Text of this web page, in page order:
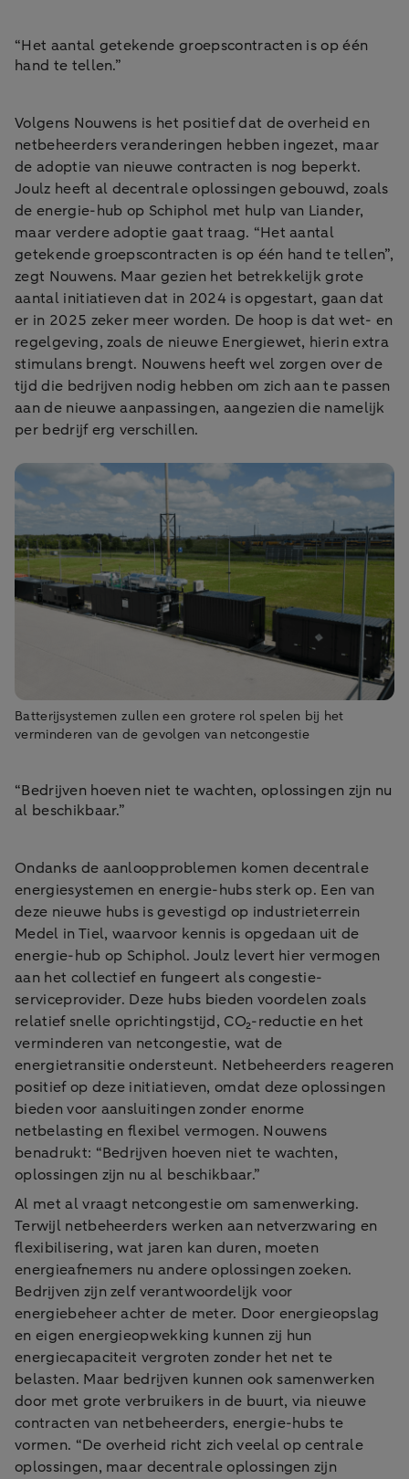
“Het aantal getekende groepscontracten is op één
hand te tellen.”
Volgens Nouwens is het positief dat de overheid en
netbeheerders veranderingen hebben ingezet, maar
de adoptie van nieuwe contracten is nog beperkt.
Joulz heeft al decentrale oplossingen gebouwd, zoals
de energie-hub op Schiphol met hulp van Liander,
maar verdere adoptie gaat traag. “Het aantal
getekende groepscontracten is op één hand te tellen”,
zegt Nouwens. Maar gezien het betrekkelijk grote
aantal initiatieven dat in 2024 is opgestart, gaan dat
er in 2025 zeker meer worden. De hoop is dat wet- en
regelgeving, zoals de nieuwe Energiewet, hierin extra
stimulans brengt. Nouwens heeft wel zorgen over de
tijd die bedrijven nodig hebben om zich aan te passen
aan de nieuwe aanpassingen, aangezien die namelijk
per bedrijf erg verschillen.
Batterijsystemen zullen een grotere rol spelen bij het
verminderen van de gevolgen van netcongestie
“Bedrijven hoeven niet te wachten, oplossingen zijn nu
al beschikbaar.”
Ondanks de aanloopproblemen komen decentrale
energiesystemen en energie-hubs sterk op. Een van
deze nieuwe hubs is gevestigd op industrieterrein
Medel in Tiel, waarvoor kennis is opgedaan uit de
energie-hub op Schiphol. Joulz levert hier vermogen
aan het collectief en fungeert als congestie-
serviceprovider. Deze hubs bieden voordelen zoals
relatief snelle oprichtingstijd, CO₂-reductie en het
verminderen van netcongestie, wat de
energietransitie ondersteunt. Netbeheerders reageren
positief op deze initiatieven, omdat deze oplossingen
bieden voor aansluitingen zonder enorme
netbelasting en flexibel vermogen. Nouwens
benadrukt: “Bedrijven hoeven niet te wachten,
oplossingen zijn nu al beschikbaar.”
Al met al vraagt netcongestie om samenwerking.
Terwijl netbeheerders werken aan netverzwaring en
flexibilisering, wat jaren kan duren, moeten
energieafnemers nu andere oplossingen zoeken.
Bedrijven zijn zelf verantwoordelijk voor
energiebeheer achter de meter. Door energieopslag
en eigen energieopwekking kunnen zij hun
energiecapaciteit vergroten zonder het net te
belasten. Maar bedrijven kunnen ook samenwerken
door met grote verbruikers in de buurt, via nieuwe
contracten van netbeheerders, energie-hubs te
vormen. “De overheid richt zich veelal op centrale
oplossingen, maar decentrale oplossingen zijn